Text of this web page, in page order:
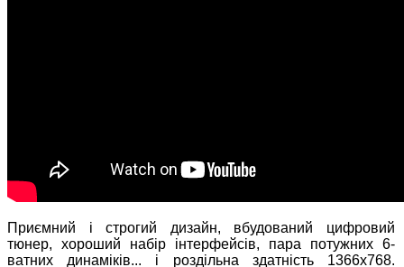
Приємний і строгий дизайн, вбудований цифровий
тюнер, хороший набір інтерфейсів, пара потужних 6-
ватних динаміків... і роздільна здатність 1366х768.